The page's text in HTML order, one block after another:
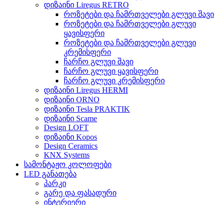
დიზაინი Liregus RETRO
როზეტები და ჩამრთველები გლუვი შავი
როზეტები და ჩამრთველები გლუვი
ყავისფერი
როზეტები და ჩამრთველები გლუვი
კრემისფერი
ჩარჩო გლუვი შავი
ჩარჩო გლუვი ყავისფერი
ჩარჩო გლუვი კრემისფერი
დიზაინი Liregus HERMI
დიზაინი ORNO
დიზაინი Tesla PRAKTIK
დიზაინი Scame
Design LOFT
დიზაინი Kopos
Design Ceramics
KNX Systems
სამონტაჟო კოლოფები
LED განათება
პარკი
გარე და ფასადური
ინტერიერი